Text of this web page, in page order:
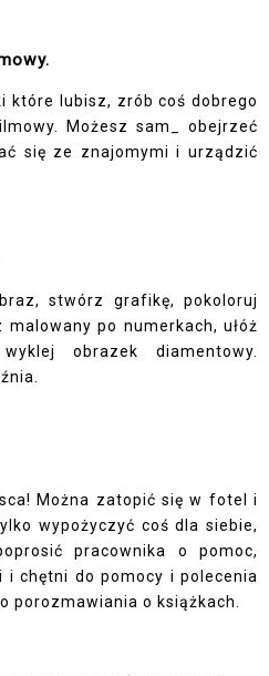
które lubisz, zrób coś dobrego
Możesz sam_ obejrzeć
się ze znajomymi i urządzić
stwórz grafikę, pokoloruj
po numerkach, ułóż
obrazek diamentowy.
Można zatopić się w fotel i
wypożyczyć coś dla siebie,
pracownika o pomoc,
chętni do pomocy i polecenia
porozmawiania o książkach.